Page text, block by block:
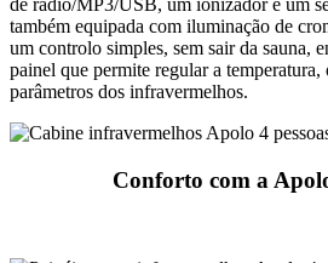
de rádio/MP3/USB, um ionizador e um
também equipada com iluminação de
um controlo simples, sem sair da sauna,
painel que permite regular a temperatura,
parâmetros dos infravermelhos.
Conforto com a